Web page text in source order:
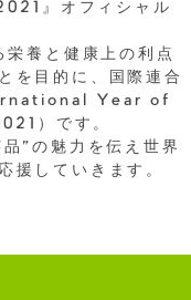
』オフィシャル
養と健康上の利点
を目的に、国際連合
Year of
）です。
”の魅力を伝え世界
援していきます。